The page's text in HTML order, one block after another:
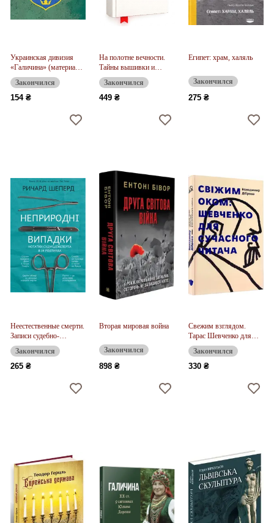
Украинская дивизия
«Галичина» (материалы
по истории)
Закончился
154 ₴
На полотне вечности.
Тайны вышивки и
вышивания
Закончился
449 ₴
Египет: храм, халяль
Закончился
275 ₴
Неестественные смерти.
Записи судебно-
медицинского эксперта
по результатам 34
вскрытий
Закончился
265 ₴
Вторая мировая война
Закончился
898 ₴
Свежим взглядом.
Тарас Шевченко для
современного читателя
Закончился
330 ₴